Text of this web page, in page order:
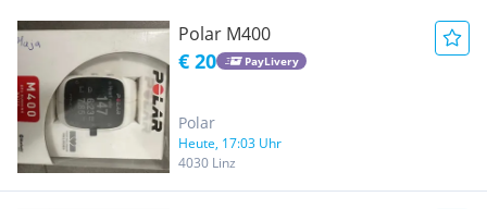
Polar M400
€ 20 PayLivery
Polar
Heute, 17:03 Uhr
4030 Linz